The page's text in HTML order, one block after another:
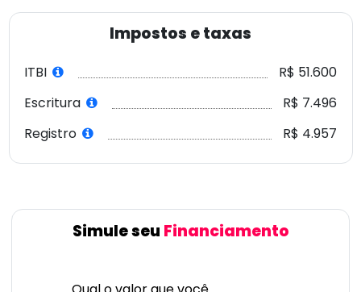
Impostos e taxas
ITBI
R$ 51.600
Escritura
R$ 7.496
Registro
R$ 4.957
Simule seu Financiamento
Qual o valor que você